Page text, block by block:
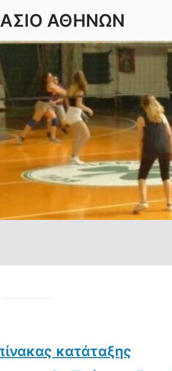
ΑΘΗΝΩΝ
κατάταξης